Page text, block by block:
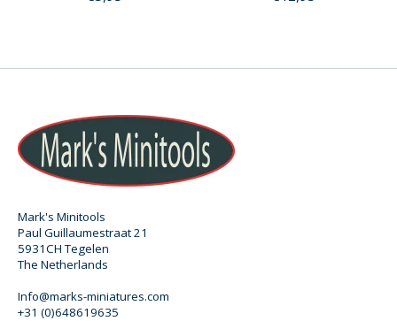
Mark's Minitools
Paul Guillaumestraat 21
5931CH Tegelen
The Netherlands
Info@marks-miniatures.com
+31 (0)648619635